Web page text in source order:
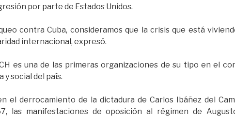
por parte de Estados Unidos.
contra Cuba, consideramos que la crisis que está
internacional, expresó.
es una de las primeras organizaciones de su tipo en el
social del país.
el derrocamiento de la dictadura de Carlos Ibáñez del
las manifestaciones de oposición al régimen de